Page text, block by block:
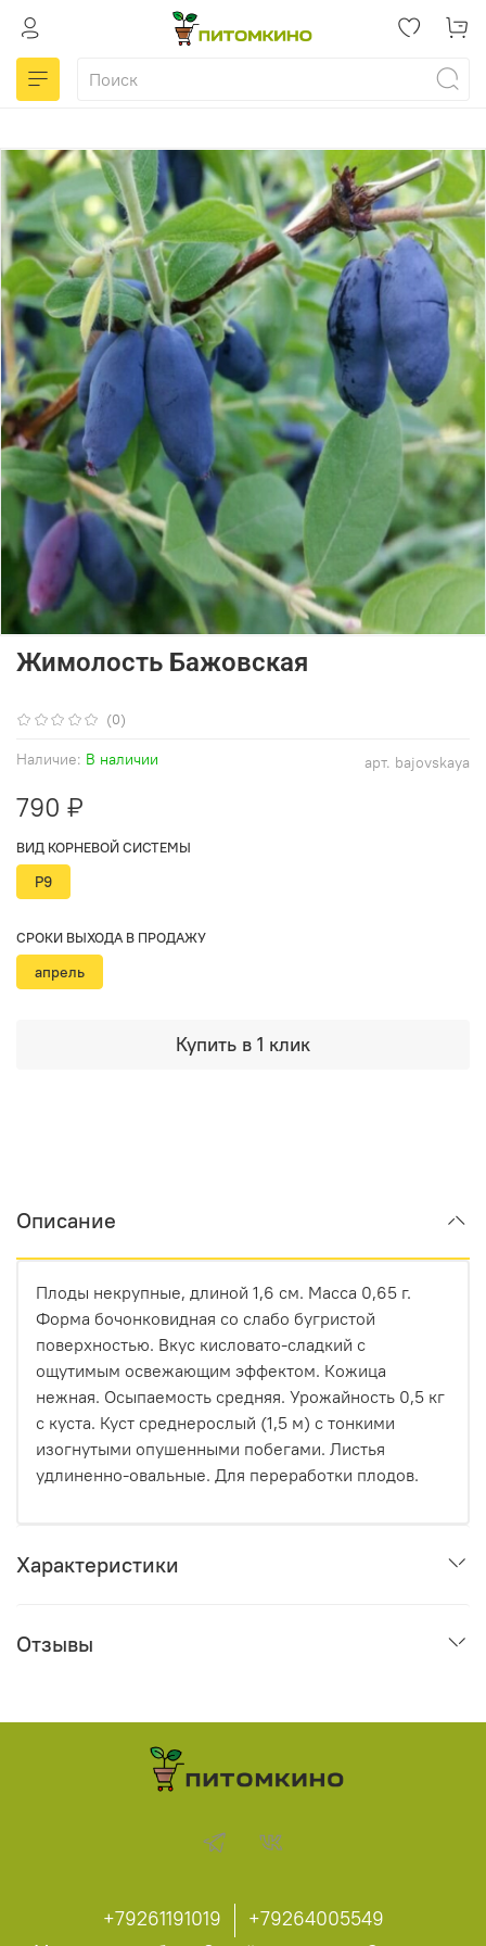
(0)
арт. bajovskaya
Наличие: В наличии
Жимолость Бажовская
790 ₽
Купить в 1 клик
ВИД КОРНЕВОЙ СИСТЕМЫ
Р9
СРОКИ ВЫХОДА В ПРОДАЖУ
апрель
Описание
Плоды некрупные, длиной 1,6 см. Масса 0,65 г.
Форма бочонковидная со слабо бугристой
поверхностью. Вкус кисловато-сладкий с
ощутимым освежающим эффектом. Кожица
нежная. Осыпаемость средняя. Урожайность 0,5 кг
с куста. Куст среднерослый (1,5 м) с тонкими
изогнутыми опушенными побегами. Листья
удлиненно-овальные. Для переработки плодов.
Характеристики
Отзывы
+79261191019
+79264005549